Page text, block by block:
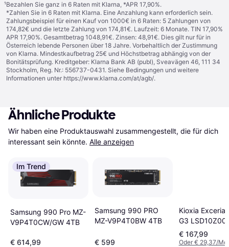
¹Bezahlen Sie ganz in 6 Raten mit Klarna, *APR 17,90%.
*Zahlen Sie in 6 Raten mit Klarna. Eine Anzahlung kann erforderlich sein.
Zahlungsbeispiel für einen Kauf von 1000€ in 6 Raten: 5 Zahlungen von
174,82€ und die letzte Zahlung von 174,81€. Laufzeit: 6 Monate. TIN 17,90%
APR 17,90%. Gesamtbetrag 1048,91€. Zinsen: 48,91€. Dies gilt nur für in
Österreich lebende Personen über 18 Jahre. Vorbehaltlich der Zustimmung
von Klarna. Mindestkaufbetrag 25€ und Höchstbetrag abhängig von der
Bonitätsprüfung. Kreditgeber: Klarna Bank AB (publ), Sveavägen 46, 111 34
Stockholm, Reg. Nr.: 556737-0431. Siehe Bedingungen und weitere
Informationen unter https://www.klarna.com/at/agb/.
Ähnliche Produkte
Wir haben eine Produktauswahl zusammengestellt, die für dich
interessant sein könnte. Alle anzeigen
Im Trend
Samsung 990 Pro MZ-
V9P4T0CW/GW 4TB
€ 614,99
Samsung 990 PRO
MZ-V9P4T0BW 4TB
€ 599
Kioxia Exceria
G3
1TB
€ 167,99
Oder € 29,37/